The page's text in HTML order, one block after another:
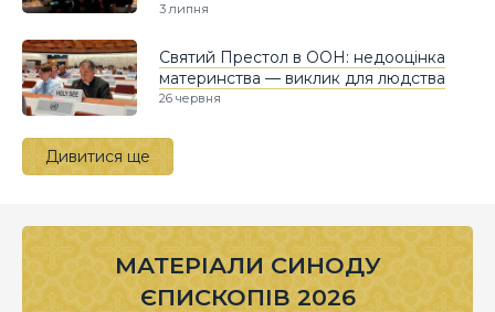
3 липня
Святий Престол в ООН: недооцінка
материнства — виклик для людства
26 червня
Дивитися ще
МАТЕРІАЛИ СИНОДУ
ЄПИСКОПІВ 2026